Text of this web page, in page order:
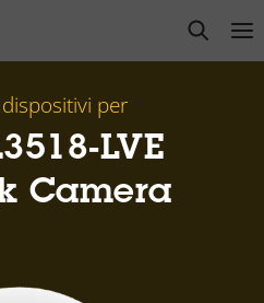
open
per
LVE
Camera